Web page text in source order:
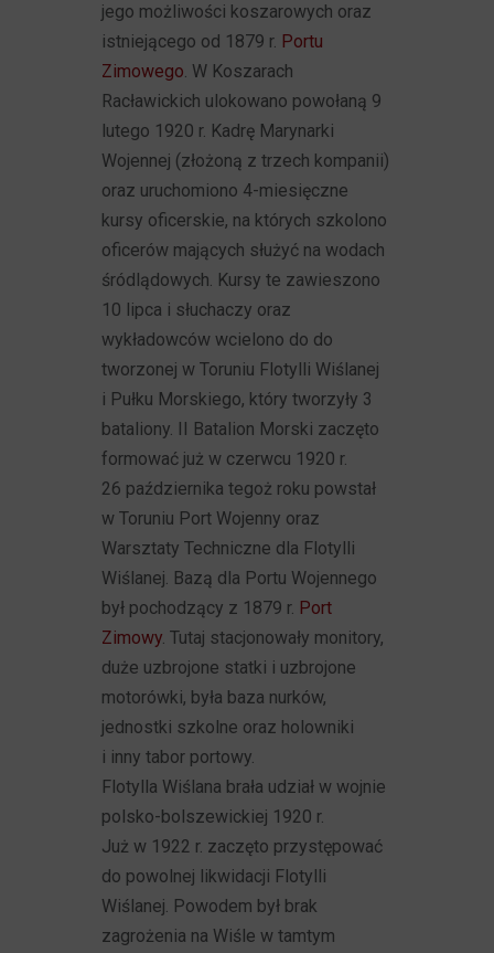
jego możliwości koszarowych oraz
istniejącego od 1879 r. Portu
Zimowego . W Koszarach
Racławickich ulokowano powołaną 9
lutego 1920 r. Kadrę Marynarki
Wojennej (złożoną z trzech kompanii)
oraz uruchomiono 4-miesięczne
kursy oficerskie, na których szkolono
oficerów mających służyć na wodach
śródlądowych. Kursy te zawieszono
10 lipca i słuchaczy oraz
wykładowców wcielono do do
tworzonej w Toruniu Flotylli Wiślanej
i Pułku Morskiego, który tworzyły 3
bataliony. II Batalion Morski zaczęto
formować już w czerwcu 1920 r.
26 października tegoż roku powstał
w Toruniu Port Wojenny oraz
Warsztaty Techniczne dla Flotylli
Wiślanej. Bazą dla Portu Wojennego
był pochodzący z 1879 r. Port
Zimowy . Tutaj stacjonowały monitory,
duże uzbrojone statki i uzbrojone
motorówki, była baza nurków,
jednostki szkolne oraz holowniki
i inny tabor portowy.
Flotylla Wiślana brała udział w wojnie
polsko-bolszewickiej 1920 r.
Już w 1922 r. zaczęto przystępować
do powolnej likwidacji Flotylli
Wiślanej. Powodem był brak
zagrożenia na Wiśle w tamtym